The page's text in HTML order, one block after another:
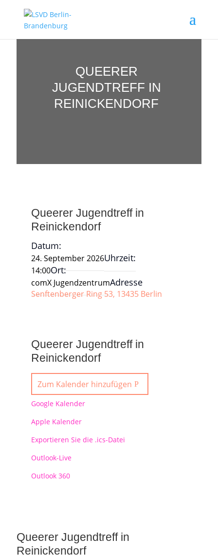
QUEERER
JUGENDTREFF IN
REINICKENDORF
Queerer Jugendtreff in
Reinickendorf
Datum:
24. September 2026Uhrzeit:
14:00Ort:
comX JugendzentrumAdresse
Senftenberger Ring 53, 13435 Berlin
Queerer Jugendtreff in
Reinickendorf
Zum Kalender hinzufügen
Google Kalender
Apple Kalender
Exportieren Sie die .ics-Datei
Outlook-Live
Outlook 360
Queerer Jugendtreff in
Reinickendorf